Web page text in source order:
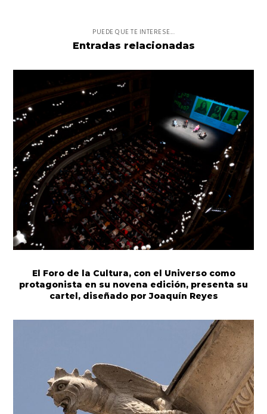
PUEDE QUE TE INTERESE...
Entradas relacionadas
El Foro de la Cultura, con el Universo como
protagonista en su novena edición, presenta su
cartel, diseñado por Joaquín Reyes